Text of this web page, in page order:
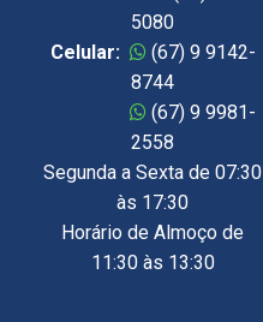
5080
Celular:
(67) 9 9142-
8744
(67) 9 9981-
2558
Segunda a Sexta de 07:30
às 17:30
Horário de Almoço de
11:30 às 13:30